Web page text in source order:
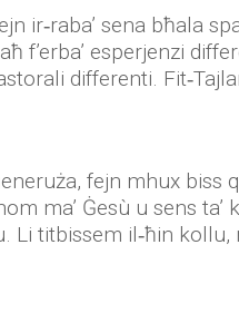
ir‑raba’ sena bħala
f’erba’ esperjenzi
differenti.
fejn mhux biss
ma’ Ġesù u sens ta’
Li titbissem il‑ħin kollu,